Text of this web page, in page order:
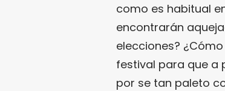
como es habitual
encontrarán
elecciones?
festival para que a
por se tan paleto